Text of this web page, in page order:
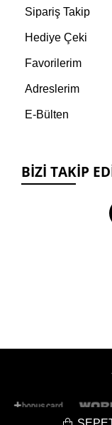
Sipariş Takip
Hediye Çeki
Favorilerim
Adreslerim
E-Bülten
BIZI TAKIP